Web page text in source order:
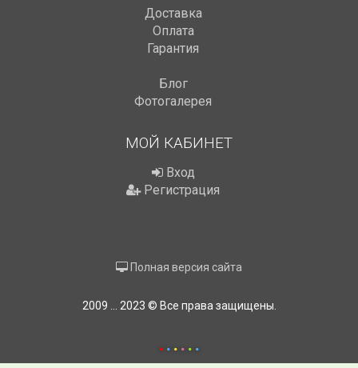
Доставка
Оплата
Гарантия
Блог
Фотогалерея
МОЙ КАБИНЕТ
Вход
Регистрация
Полная версия сайта
2009 ... 2023 © Все права защищены.